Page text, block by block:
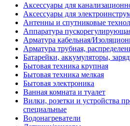
Аксессуары для
Аксессуары для
Антенны и спутниковые
Аппаратура
Арматура кабельная/
Арматура трубная,
Батарейки, аккумуляторы,
Бытовая техника крупная
Бытовая техника мелкая
Бытовая электроника
Ванная комната и туалет
Вилки, розетки и устройства
специальные
Водонагреватели